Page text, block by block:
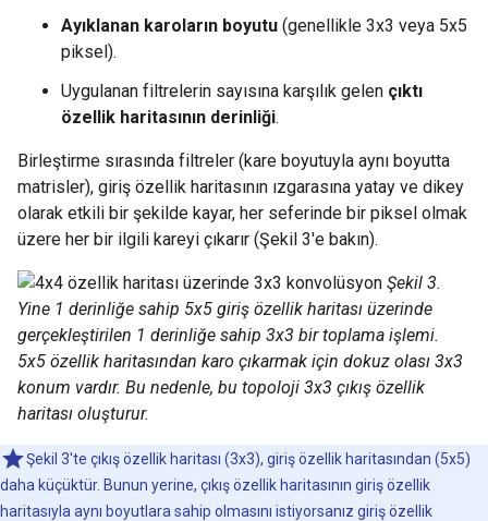
Ayıklanan karoların boyutu (genellikle 3x3 veya 5x5
piksel).
Uygulanan filtrelerin sayısına karşılık gelen çıktı
özellik haritasının derinliği.
Birleştirme sırasında filtreler (kare boyutuyla aynı boyutta
matrisler), giriş özellik haritasının ızgarasına yatay ve dikey
olarak etkili bir şekilde kayar, her seferinde bir piksel olmak
üzere her bir ilgili kareyi çıkarır (Şekil 3'e bakın).
Şekil 3.
Yine 1 derinliğe sahip 5x5 giriş özellik haritası üzerinde
gerçekleştirilen 1 derinliğe sahip 3x3 bir toplama işlemi.
5x5 özellik haritasından karo çıkarmak için dokuz olası 3x3
konum vardır. Bu nedenle, bu topoloji 3x3 çıkış özellik
haritası oluşturur.
Şekil 3'te çıkış özellik haritası (3x3), giriş özellik haritasından (5x5)
daha küçüktür. Bunun yerine, çıkış özellik haritasının giriş özellik
haritasıyla aynı boyutlara sahip olmasını istiyorsanız giriş özellik